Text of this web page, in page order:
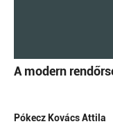
A modern
Pókecz Kovács Attila